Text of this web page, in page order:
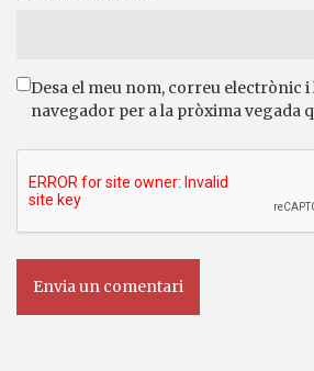
Desa el meu nom, correu electrònic i
navegador per a la pròxima vegada